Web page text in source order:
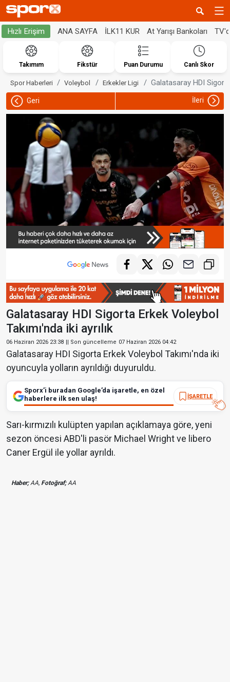
Hızlı Erişim ANA SAYFA İLK11 KUR At Yarışı Bankoları
Takımım Fikstür Puan Durumu Canlı Skor
Spor Haberleri Voleybol Erkekler Ligi Galatasaray HDI
Geri İleri
Galatasaray HDI Sigorta Erkek Voleybol
Takımı'nda iki ayrılık
06 Haziran 2026 23:38 || Son güncelleme 07 Haziran 2026 04:42
Galatasaray HDI Sigorta Erkek Voleybol Takımı'nda iki
oyuncuyla yolların ayrıldığı duyuruldu.
Sporx’i buradan Google’da işaretle, en özel
haberlere ilk sen ulaş!
İŞARETLE
Sarı-kırmızılı kulüpten yapılan açıklamaya göre, yeni
sezon öncesi ABD'li pasör Michael Wright ve libero
Caner Ergül ile yollar ayrıldı.
Haber;AA, Fotoğraf;AA